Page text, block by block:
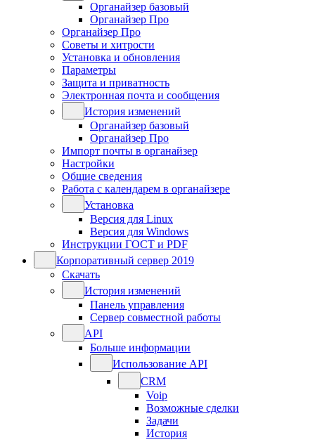
Органайзер базовый
Органайзер Про
Органайзер Про
Советы и хитрости
Установка и обновления
Параметры
Защита и приватность
Электронная почта и сообщения
История изменений
Органайзер базовый
Органайзер Про
Импорт почты в органайзер
Настройки
Общие сведения
Работа с календарем в органайзере
Установка
Версия для Linux
Версия для Windows
Инструкции ГОСТ и PDF
Корпоративный сервер 2019
Скачать
История изменений
Панель управления
Сервер совместной работы
API
Больше информации
Использование API
CRM
Voip
Возможные сделки
Задачи
История